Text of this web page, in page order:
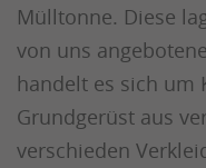
Mülltonne. Diese
von uns
handelt es sich um
Grundgerüst aus
verschieden